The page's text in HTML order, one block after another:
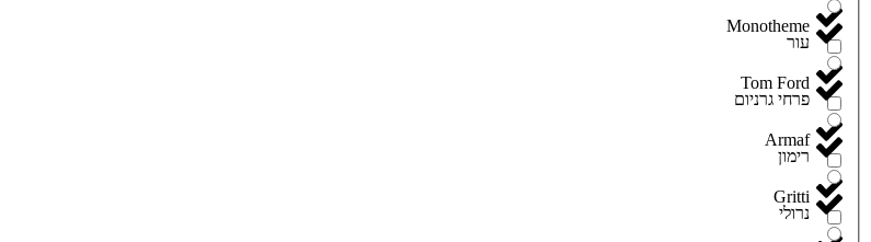
Monotheme
Tom Ford
Armaf
Gritti
עור
פרחי גרניום
רימון
נרולי